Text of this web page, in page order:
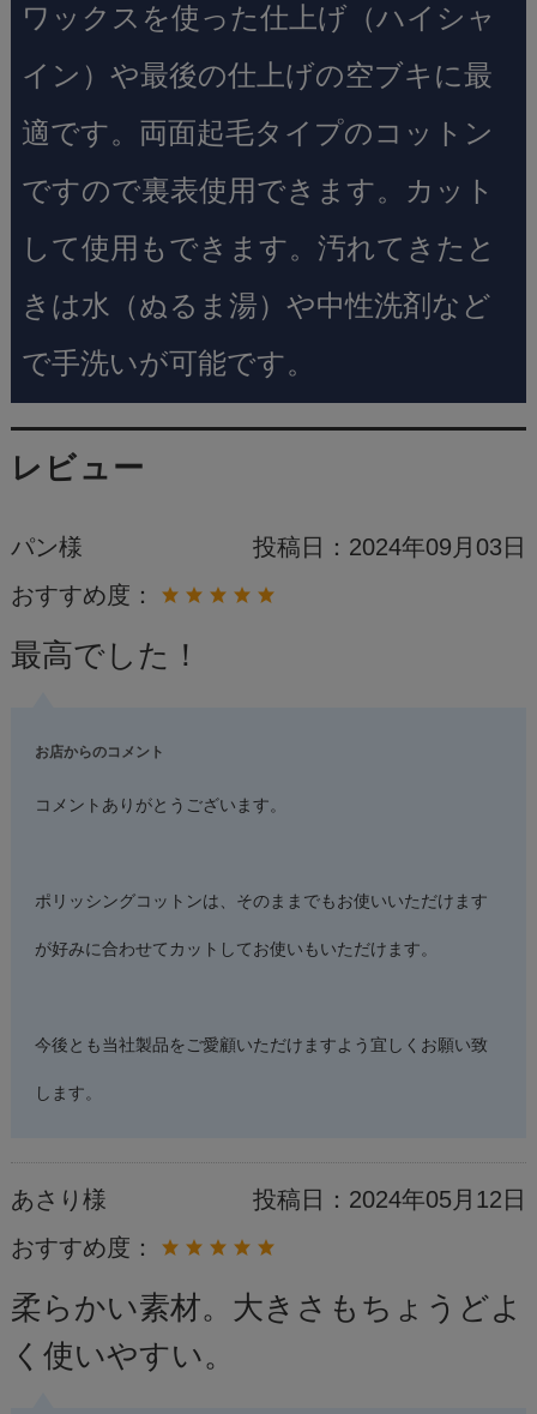
ワックスを使った仕上げ（ハイシャ
イン）や最後の仕上げの空ブキに最
適です。両面起毛タイプのコットン
ですので裏表使用できます。カット
して使用もできます。汚れてきたと
きは水（ぬるま湯）や中性洗剤など
で手洗いが可能です。
レビュー
パン様 投稿日： 2024年09月03日
おすすめ度：
最高でした！
お店からのコメント
コメントありがとうございます。
ポリッシングコットンは、そのままでもお使いいただけます
が好みに合わせてカットしてお使いもいただけます。
今後とも当社製品をご愛顧いただけますよう宜しくお願い致
します。
あさり様 投稿日： 2024年05月12日
おすすめ度：
柔らかい素材。大きさもちょうどよ
く使いやすい。